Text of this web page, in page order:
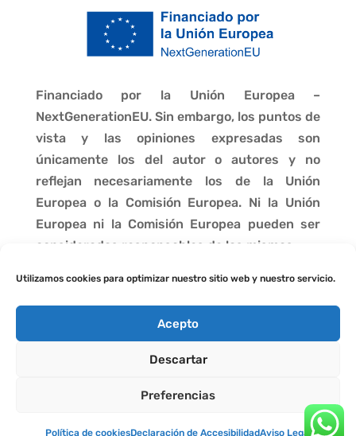
Utilizamos cookies para optimizar nuestro sitio web y nuestro servicio.
Acepto
Descartar
Preferencias
Política de cookiesDeclaración de AccesibilidadAviso Legal
Financiado por la Unión Europea –
NextGenerationEU. Sin embargo, los puntos de
vista y las opiniones expresadas son
únicamente los del autor o autores y no
reflejan necesariamente los de la Unión
Europea o la Comisión Europea. Ni la Unión
Europea ni la Comisión Europea pueden ser
consideradas responsables de las mismas.